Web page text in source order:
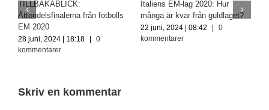
TILLBAKABLICK:
Åttondelsfinalerna från fotbolls
EM 2020
28 juni, 2024 | 18:18 |
0
kommentarer
Italiens EM-lag 2020: Hur
många är kvar från guldlaget?
22 juni, 2024 | 08:42 |
0
kommentarer
Skriv en kommentar